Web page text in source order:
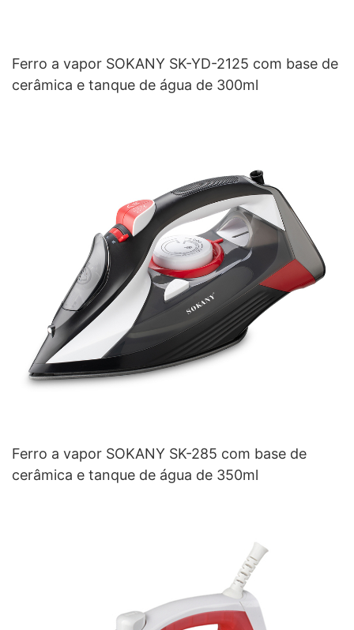
Ferro a vapor SOKANY SK-YD-2125 com base de
cerâmica e tanque de água de 300ml
Ferro a vapor SOKANY SK-285 com base de
cerâmica e tanque de água de 350ml